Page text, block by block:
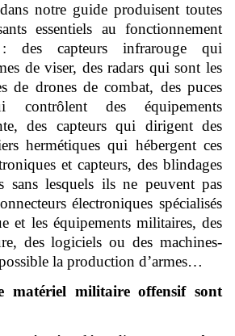
notre guide produisent toutes
essentiels au fonctionnement
: des capteurs infrarouge qui
de viser, des radars qui sont les
de drones de combat, des puces
contrôlent des équipements
des capteurs qui dirigent des
hermétiques qui hébergent ces
et capteurs, des blindages
sans lesquels ils ne peuvent pas
électroniques spécialisés
et les équipements militaires, des
des logiciels ou des machines-
la production d’armes…
matériel militaire offensif sont